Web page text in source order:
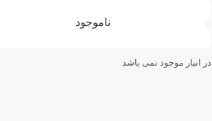
ناموجود
در انبار موجود نمی باشد